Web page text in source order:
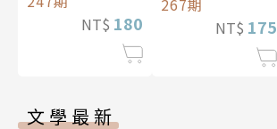
NT$ 180
267期
NT$ 175
文學最新